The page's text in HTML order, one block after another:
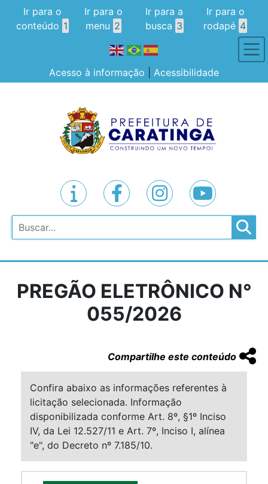
Ir para o
conteúdo 1
Ir para o
menu 2
Ir para a
busca 3
Ir para o
rodapé 4
Acesso à informação Acessibilidade
Pesquisar
PREGÃO ELETRÔNICO N°
055/2026
Compartilhe este conteúdo
Confira abaixo as informações referentes à
licitação selecionada. Informação
disponibilizada conforme Art. 8º, §1º Inciso
IV, da Lei 12.527/11 e Art. 7º, Inciso I, alínea
"e", do Decreto nº 7.185/10.